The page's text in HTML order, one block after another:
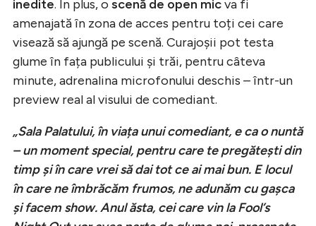
inedite. În plus, o scenă de open micva fi
amenajată în zona de acces pentru toți cei care
visează să ajungă pe scenă. Curajoșii pot testa
glume în fața publicului și trăi, pentru câteva
minute, adrenalina microfonului deschis – într-un
preview real al visului de comediant.
„Sala Palatului, în viața unui comediant, e ca o nuntă
– un moment special, pentru care te pregătești din
timp și în care vrei să dai tot ce ai mai bun. E locul
în care ne îmbrăcăm frumos, ne adunăm cu gașca
și facem show. Anul ăsta, cei care vin la Fool’s